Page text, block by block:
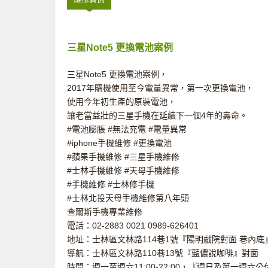
三星Note5 更換電池案例
三星Note5 更換電池案例，
2017年購機使用至今電量異常，第一次更換電池，
使用今年初生產的原裝電池，
讓老當益壯的三星手機在延續下一個4年的壽命。
#電池膨脹 #無法充電 #電量異常
#iphone手機維修 #更換電池
#蘋果手機維修 #三星手機維修
#士林手機維修 #天母手機維修
#手機維修 #士林修手機
#士林北投天母手機維修第八年頭
查爾斯手機專業維修
電話：02-2883 0021 0989-626401
地址：士林區文林路114巷1號『陽明戲院對面 巷內底
導航：士林區文林路110巷13號『藍儂說咖啡』對面